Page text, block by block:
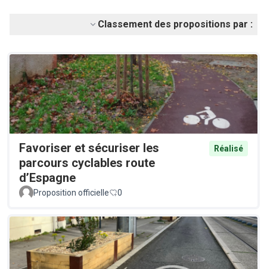
Classement des propositions par :
Favoriser et sécuriser les
parcours cyclables route
d’Espagne
Réalisé
Proposition officielle 0